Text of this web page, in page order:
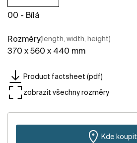
00 - Bílá
Rozměry(length, width, height)
370 x 560 x 440 mm
Product factsheet (pdf)
zobrazit všechny rozměry
Kde koupit